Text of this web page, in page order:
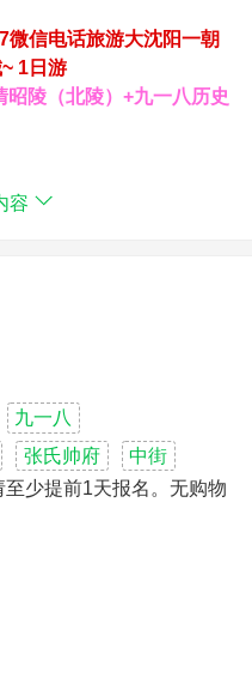
微信电话旅游大沈阳一朝
1日游
陵（北陵）+九一八历史
残疾证 现役军官等
一，也是中国关外的一
、千古功臣张学良/父子
"少帅府"
坐落着清朝第二代开国
称为“北陵”)，北陵公园
，楼殿威严，金瓦夺
容
九一八
张氏帅府
中街
少提前1天报名。无购物